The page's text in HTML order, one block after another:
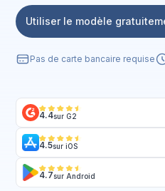
Utiliser le modèle
Pas de carte bancaire requise
4.4sur G2
4.5sur iOS
4.7sur Android